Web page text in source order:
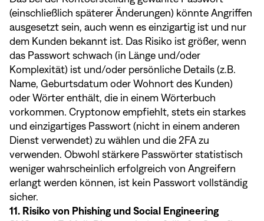
(einschließlich späterer Änderungen) könnte Angriffen
ausgesetzt sein, auch wenn es einzigartig ist und nur
dem Kunden bekannt ist. Das Risiko ist größer, wenn
das Passwort schwach (in Länge und/oder
Komplexität) ist und/oder persönliche Details (z.B.
Name, Geburtsdatum oder Wohnort des Kunden)
oder Wörter enthält, die in einem Wörterbuch
vorkommen. Cryptonow empfiehlt, stets ein starkes
und einzigartiges Passwort (nicht in einem anderen
Dienst verwendet) zu wählen und die 2FA zu
verwenden. Obwohl stärkere Passwörter statistisch
weniger wahrscheinlich erfolgreich von Angreifern
erlangt werden können, ist kein Passwort vollständig
sicher.
11. Risiko von Phishing und Social Engineering